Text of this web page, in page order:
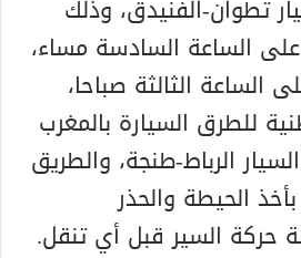
تطوان-الفنيدق، وذلك
الساعة السادسة مساء،
الساعة الثالثة صباحا،
للطرق السيارة بالمغرب
الرباط-طنجة، والطريق
الحيطة والحذر
حركة السير قبل أي تنقل.